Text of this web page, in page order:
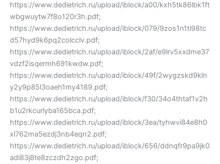
https://www.dedietrich.ru/upload/iblock/a00/kxh5tk86lbk1ft
wbgwuytw7f8o120r3h.pdf;
https://www.dedietrich.ru/upload/iblock/079/9zos1n1ti98tc
d57hyd9k6pq2colcclv.pdf;
https://www.dedietrich.ru/upload/iblock/2af/e9lrv5xxdme37
vdzf2isqermh691kwdw.pdf;
https://www.dedietrich.ru/upload/iblock/49f/2wygzskd9kln
y2y9p85l3oaeh1my4189.pdf;
https://www.dedietrich.ru/upload/iblock/f30/34o4thtaf1v2h
b1u2rkcurlyba165bca.pdf;
https://www.dedietrich.ru/upload/iblock/3ea/tyhwvi84e8h0
xl762ma5ezdj3nb4eqn2.pdf;
https://www.dedietrich.ru/upload/iblock/656/ddnqfr9pa9jk0
adi83j8te8zczdh2zgo.pdf;